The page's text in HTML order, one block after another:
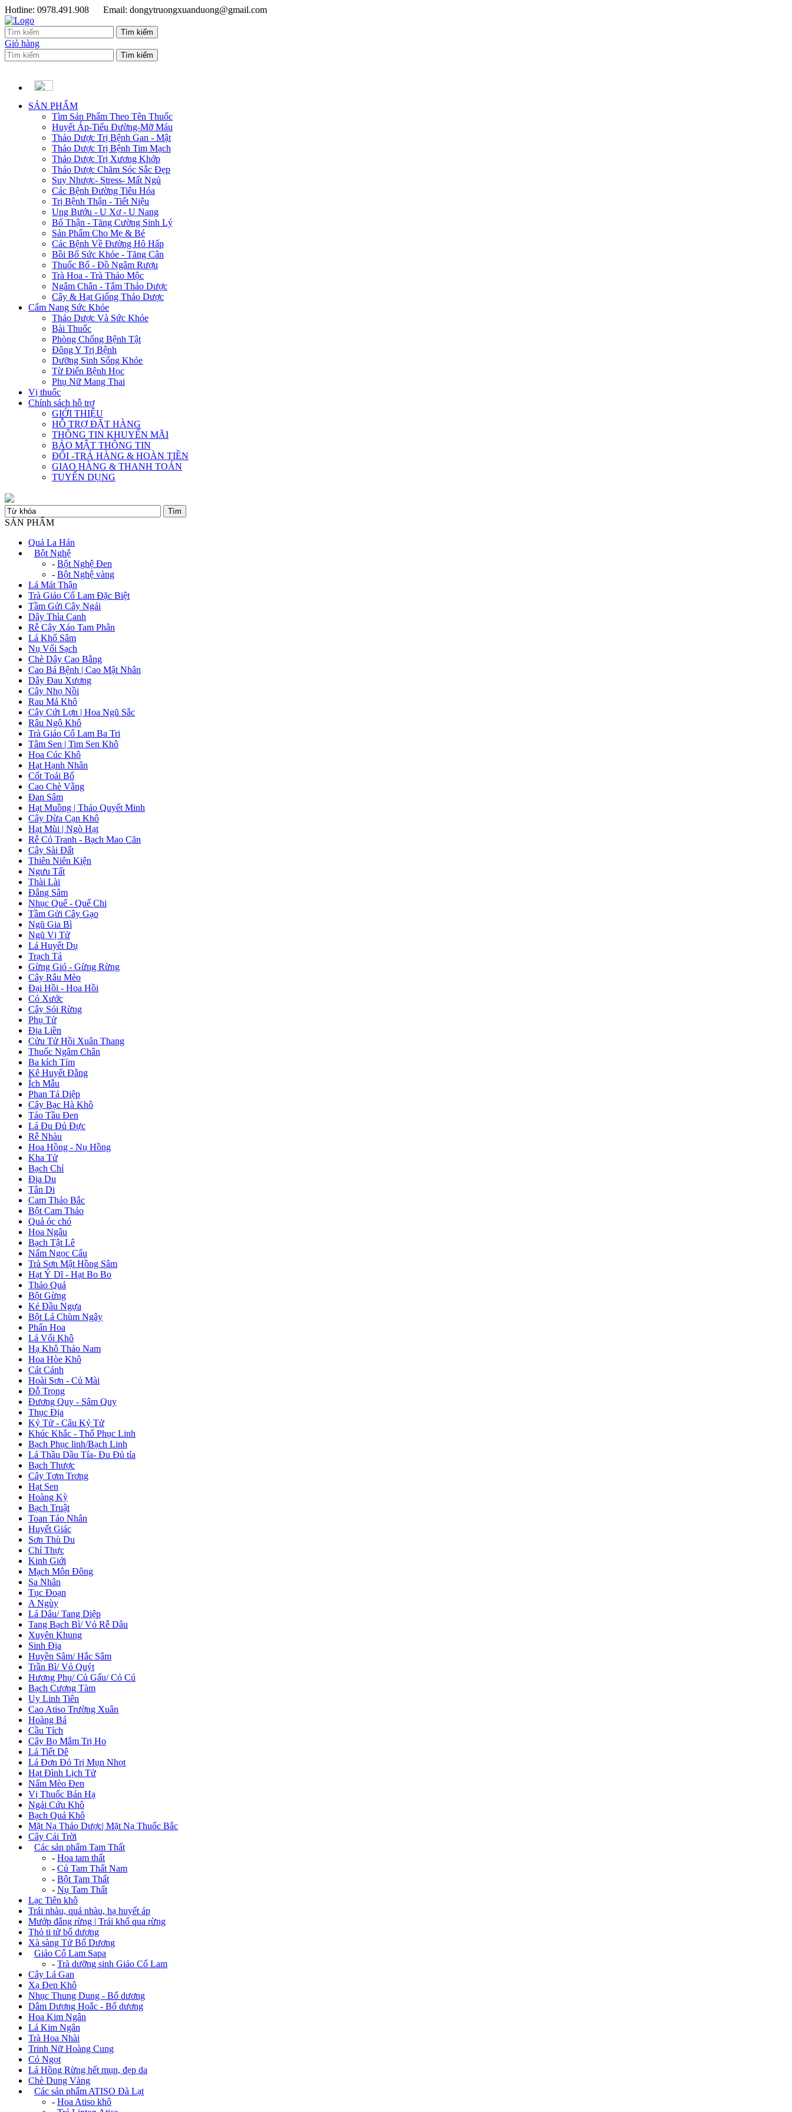
Hotline: 0978.491.908 Email: dongytruongxuanduong@gmail.com
Giỏ hàng
SẢN PHẨM
Tìm Sản Phẩm Theo Tên Thuốc
Huyết Áp-Tiểu Đường-Mỡ Máu
Thảo Dược Trị Bệnh Gan - Mật
Thảo Dược Trị Bệnh Tim Mạch
Thảo Dược Trị Xương Khớp
Thảo Dược Chăm Sóc Sắc Đẹp
Suy Nhược- Stress- Mất Ngủ
Các Bệnh Đường Tiêu Hóa
Trị Bệnh Thận - Tiết Niệu
Ung Bướu - U Xơ - U Nang
Bổ Thận - Tăng Cường Sinh Lý
Sản Phẩm Cho Mẹ & Bé
Các Bệnh Về Đường Hô Hấp
Bồi Bổ Sức Khỏe - Tăng Cân
Thuốc Bổ - Đồ Ngâm Rượu
Trà Hoa - Trà Thảo Mộc
Ngâm Chân - Tắm Thảo Dược
Cây & Hạt Giống Thảo Dược
Cẩm Nang Sức Khỏe
Thảo Dược Và Sức Khỏe
Bài Thuốc
Phòng Chống Bệnh Tật
Đông Y Trị Bệnh
Dưỡng Sinh Sống Khỏe
Từ Điển Bệnh Học
Phụ Nữ Mang Thai
Vị thuốc
Chính sách hỗ trợ
GIỚI THIỆU
HỖ TRỢ ĐẶT HÀNG
THÔNG TIN KHUYẾN MÃI
BẢO MẬT THÔNG TIN
ĐỔI -TRẢ HÀNG & HOÀN TIỀN
GIAO HÀNG & THANH TOÁN
TUYỂN DỤNG
SẢN PHẨM
Quả La Hán
Bột Nghệ
- Bột Nghệ Đen
- Bột Nghệ vàng
Lá Mát Thận
Trà Giảo Cổ Lam Đặc Biệt
Tầm Gửi Cây Ngái
Dây Thìa Canh
Rễ Cây Xáo Tam Phân
Lá Khổ Sâm
Nụ Vối Sạch
Chè Dây Cao Bằng
Cao Bá Bệnh | Cao Mật Nhân
Dây Đau Xương
Cây Nhọ Nồi
Rau Má Khô
Cây Cứt Lợn | Hoa Ngũ Sắc
Râu Ngô Khô
Trà Giảo Cổ Lam Ba Tri
Tâm Sen | Tim Sen Khô
Hoa Cúc Khô
Hạt Hạnh Nhân
Cốt Toái Bổ
Cao Chè Vằng
Đan Sâm
Hạt Muồng | Thảo Quyết Minh
Cây Dừa Cạn Khô
Hạt Mùi | Ngò Hạt
Rễ Cỏ Tranh - Bạch Mao Căn
Cây Sài Đất
Thiên Niên Kiện
Ngưu Tất
Thài Lài
Đẳng Sâm
Nhục Quế - Quế Chi
Tầm Gửi Cây Gạo
Ngũ Gia Bì
Ngũ Vị Tử
Lá Huyết Dụ
Trạch Tả
Gừng Gió - Gừng Rừng
Cây Râu Mèo
Đại Hồi - Hoa Hồi
Cỏ Xước
Cây Sói Rừng
Phụ Tử
Địa Liền
Cửu Tử Hồi Xuân Thang
Thuốc Ngâm Chân
Ba kích Tím
Kê Huyết Đằng
Ích Mẫu
Phan Tả Diệp
Cây Bạc Hà Khô
Táo Tầu Đen
Lá Đu Đủ Đực
Rễ Nhàu
Hoa Hồng - Nụ Hồng
Kha Tử
Bạch Chỉ
Địa Du
Tân Di
Cam Thảo Bắc
Bột Cam Thảo
Quả óc chó
Hoa Ngâu
Bạch Tật Lê
Nấm Ngọc Cẩu
Trà Sơn Mật Hồng Sâm
Hạt Ý Dĩ - Hạt Bo Bo
Thảo Quả
Bột Gừng
Ké Đầu Ngựa
Bột Lá Chùm Ngây
Phấn Hoa
Lá Vối Khô
Hạ Khô Thảo Nam
Hoa Hòe Khô
Cát Cánh
Hoài Sơn - Củ Mài
Đỗ Trọng
Đương Quy - Sâm Quy
Thục Địa
Kỷ Tử - Câu Kỷ Tử
Khúc Khắc - Thổ Phục Linh
Bạch Phục linh/Bạch Linh
Lá Thầu Dầu Tía- Đu Đủ tía
Bạch Thược
Cây Tơm Trơng
Hạt Sen
Hoàng Kỳ
Bạch Truật
Toan Táo Nhân
Huyết Giác
Sơn Thù Du
Chỉ Thực
Kinh Giới
Mạch Môn Đông
Sa Nhân
Tục Đoạn
A Ngùy
Lá Dâu/ Tang Diệp
Tang Bạch Bì/ Vỏ Rễ Dâu
Xuyên Khung
Sinh Địa
Huyền Sâm/ Hắc Sâm
Trần Bì/ Vỏ Quýt
Hương Phụ/ Củ Gấu/ Cỏ Cú
Bạch Cương Tàm
Uy Linh Tiên
Cao Atiso Trường Xuân
Hoàng Bá
Cầu Tích
Cây Bọ Mắm Trị Ho
Lá Tiết Dê
Lá Đơn Đỏ Trị Mụn Nhọt
Hạt Đình Lịch Tử
Nấm Mèo Đen
Vị Thuốc Bán Hạ
Ngải Cứu Khô
Bạch Quả Khô
Mặt Nạ Thảo Dược| Mặt Nạ Thuốc Bắc
Cây Cải Trời
Các sản phẩm Tam Thất
- Hoa tam thất
- Củ Tam Thất Nam
- Bột Tam Thất
- Nụ Tam Thất
Lạc Tiên khô
Trái nhàu, quả nhàu, hạ huyết áp
Mướp đắng rừng | Trái khổ qua rừng
Thỏ ti tử bổ dương
Xà sàng Tử Bổ Dương
Giảo Cổ Lam Sapa
- Trà dưỡng sinh Giảo Cổ Lam
Cây Lá Gan
Xạ Đen Khô
Nhục Thung Dung - Bổ dương
Dâm Dương Hoắc - Bổ dương
Hoa Kim Ngân
Lá Kim Ngân
Trà Hoa Nhài
Trinh Nữ Hoàng Cung
Cỏ Ngọt
Lá Hồng Rừng hết mụn, đẹp da
Chè Dung Vàng
Các sản phẩm ATISO Đà Lạt
- Hoa Atiso khô